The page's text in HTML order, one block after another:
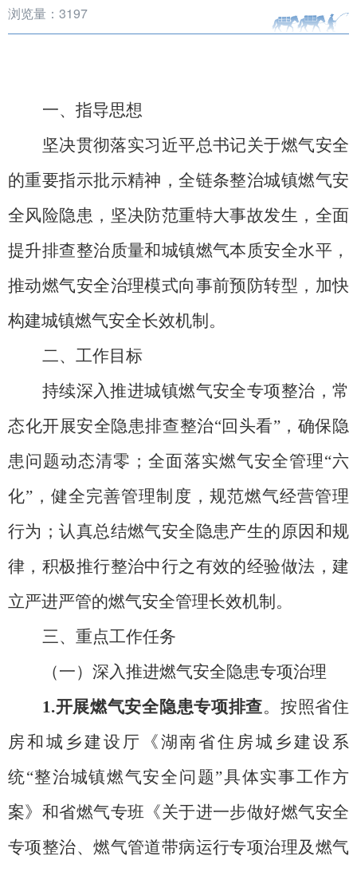
浏览量： 3197
一、指导思想
坚决贯彻落实习近平总书记关于燃气安全
的重要指示批示精神，全链条整治城镇燃气安
全风险隐患，坚决防范重特大事故发生，全面
提升排查整治质量和城镇燃气本质安全水平，
推动燃气安全治理模式向事前预防转型，加快
构建城镇燃气安全长效机制。
二、工作目标
持续深入推进城镇燃气安全专项整治，常
态化开展安全隐患排查整治“回头看”，确保隐
患问题动态清零；全面落实燃气安全管理“六
化”，健全完善管理制度，规范燃气经营管理
行为；认真总结燃气安全隐患产生的原因和规
律，积极推行整治中行之有效的经验做法，建
立严进严管的燃气安全管理长效机制。
三、重点工作任务
（一）深入推进燃气安全隐患专项治理
1.开展燃气安全隐患专项排查。按照省住
房和城乡建设厅《湖南省住房城乡建设系
统“整治城镇燃气安全问题”具体实事工作方
案》和省燃气专班《关于进一步做好燃气安全
专项整治、燃气管道带病运行专项治理及燃气